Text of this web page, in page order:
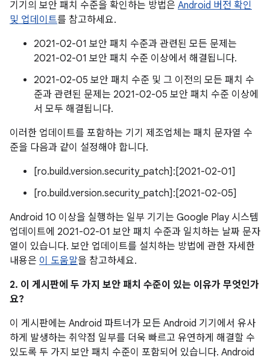
기기의 보안 패치 수준을 확인하는 방법은 Android 버전 확인
및 업데이트를 참고하세요.
2021-02-01 보안 패치 수준과 관련된 모든 문제는
2021-02-01 보안 패치 수준 이상에서 해결됩니다.
2021-02-05 보안 패치 수준 및 그 이전의 모든 패치 수
준과 관련된 문제는 2021-02-05 보안 패치 수준 이상에
서 모두 해결됩니다.
이러한 업데이트를 포함하는 기기 제조업체는 패치 문자열 수
준을 다음과 같이 설정해야 합니다.
[ro.build.version.security_patch]:[2021-02-01]
[ro.build.version.security_patch]:[2021-02-05]
Android 10 이상을 실행하는 일부 기기는 Google Play 시스템
업데이트에 2021-02-01 보안 패치 수준과 일치하는 날짜 문자
열이 있습니다. 보안 업데이트를 설치하는 방법에 관한 자세한
내용은 이 도움말을 참고하세요.
2. 이 게시판에 두 가지 보안 패치 수준이 있는 이유가 무엇인가
요?
이 게시판에는 Android 파트너가 모든 Android 기기에서 유사
하게 발생하는 취약점 일부를 더욱 빠르고 유연하게 해결할 수
있도록 두 가지 보안 패치 수준이 포함되어 있습니다. Android